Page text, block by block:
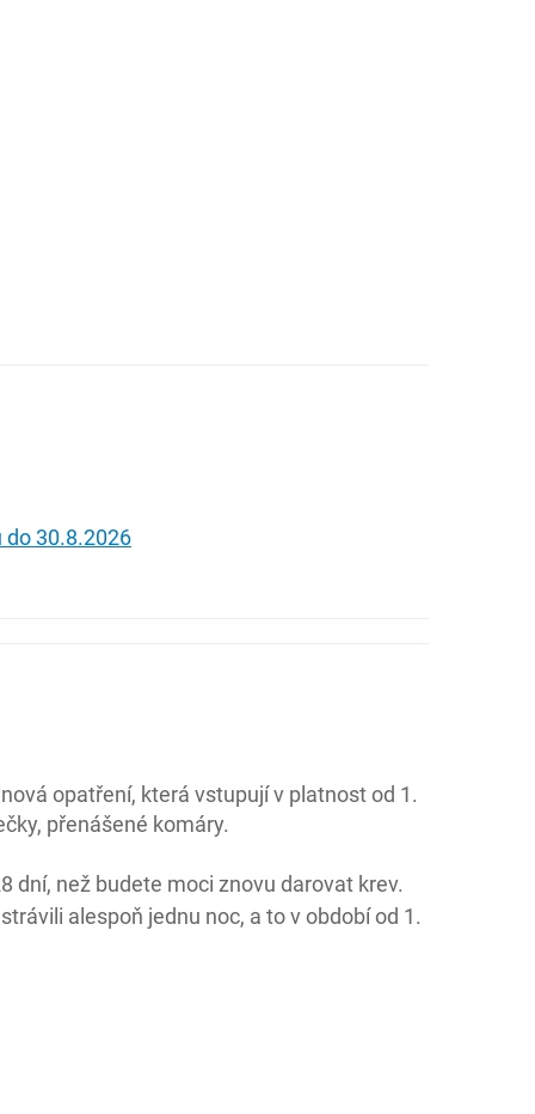
do 30.8.2026
opatření, která vstupují v platnost od 1.
přenášené komáry.
dní, než budete moci znovu darovat krev.
alespoň jednu noc, a to v období od 1.